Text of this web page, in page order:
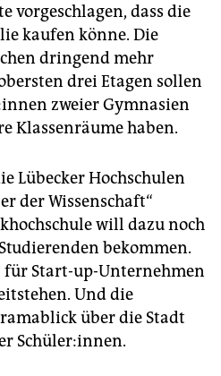
vorgeschlagen, dass die
kaufen könne. Die
dringend mehr
drei Etagen sollen
zweier Gymnasien
Klassenräume haben.
Lübecker Hochschulen
der Wissenschaft“
will dazu noch
bekommen.
für Start-up-Unternehmen
Und die
über die Stadt
Schüler:innen.